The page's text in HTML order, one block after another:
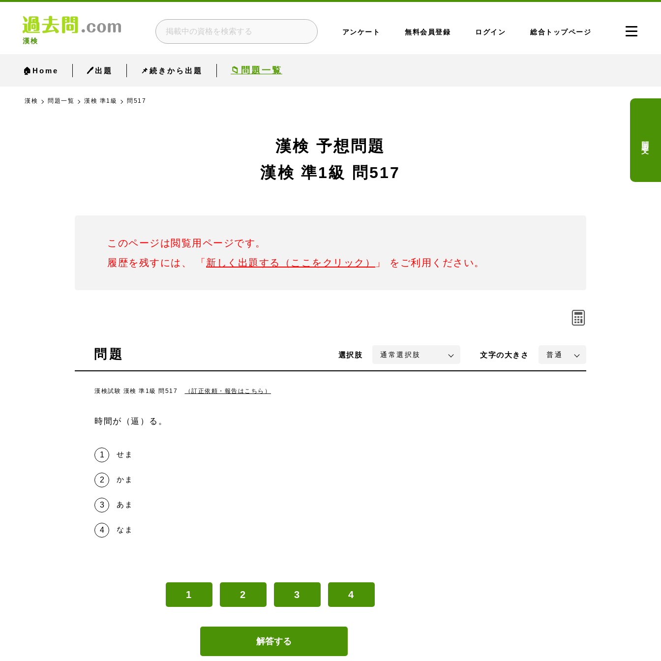
漢検
アンケート 無料会員登録 ログイン 総合トップページ
🏠Home 🖊出題 📌続きから出題 📁問題一覧
漢検 問題一覧 漢検 準1級 問517
漢検 予想問題
漢検 準1級
問517
このページは閲覧用ページです。
履歴を残すには、 「 新しく出題する（ここをクリック） 」 をご利用ください。
問題 選択肢 文字の大きさ
漢検試験 漢検 準1級 問517 （訂正依頼・報告はこちら）
時間が（逼）る。
せま
かま
あま
なま
1 2 3 4
解答する